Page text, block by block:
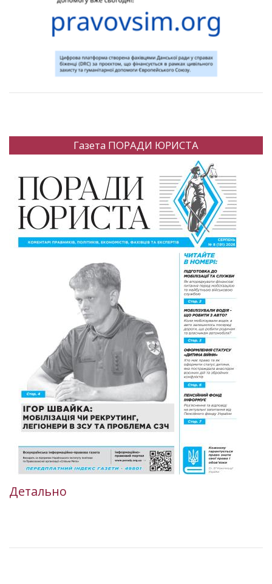
Газета ПОРАДИ ЮРИСТА
Детально